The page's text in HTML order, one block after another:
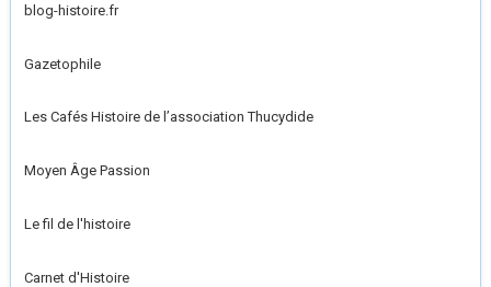
blog-histoire.fr
Gazetophile
Les Cafés Histoire de l’association Thucydide
Moyen Âge Passion
Le fil de l'histoire
Carnet d'Histoire